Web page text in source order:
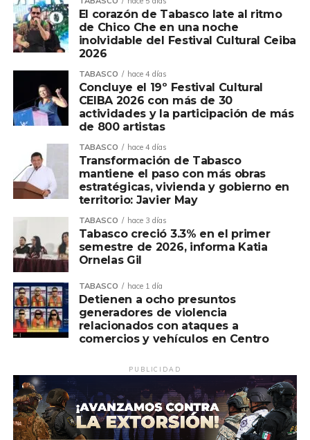
El corazón de Tabasco late al ritmo
de Chico Che en una noche
inolvidable del Festival Cultural Ceiba
2026
TABASCO hace 4 días
Concluye el 19º Festival Cultural
CEIBA 2026 con más de 30
actividades y la participación de más
de 800 artistas
TABASCO hace 4 días
Transformación de Tabasco
mantiene el paso con más obras
estratégicas, vivienda y gobierno en
territorio: Javier May
TABASCO hace 3 días
Tabasco creció 3.3% en el primer
semestre de 2026, informa Katia
Ornelas Gil
TABASCO hace 1 día
Detienen a ocho presuntos
generadores de violencia
relacionados con ataques a
comercios y vehículos en Centro
PUBLICIDAD